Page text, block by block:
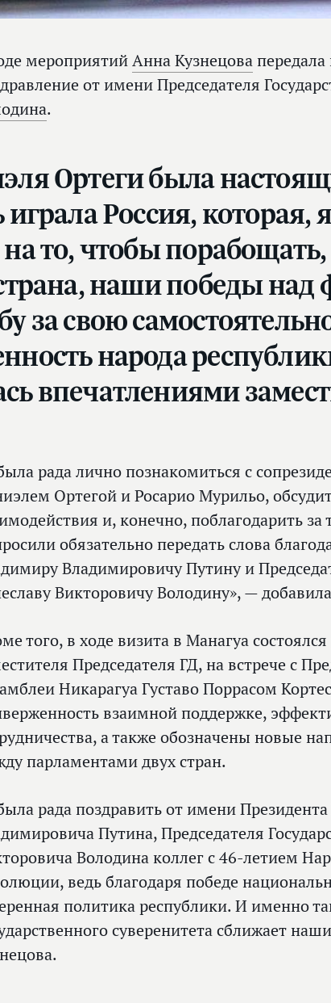
мероприятийАнна Кузнецовапередала
от имени Председателя
.
Ортеги была
Россия,
то, чтобы
наши победы
за свою
народа
впечатлениями
рада лично познакомиться с
Ортегой и Росарио Мурильо,
и, конечно, поблагодарить
обязательно передать слова
Владимировичу Путину и
Викторовичу Володину», —
того, в ходе визита в Манагуа
Председателя ГД, на встрече с
Никарагуа Густаво Поррасом
взаимной поддержке,
а также обозначены новые
парламентами двух стран.
рада поздравить от имени
Путина, Председателя
Володина коллег с 46-летием
ведь благодаря победе
политика республики. И именно
суверенитета сближает